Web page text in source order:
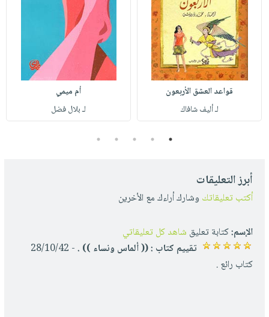
قواعد العشق الأربعون
لـ أليف شافاك
أم ميمي
لـ بلال فضل
1
2
3
4
5
أبرز التعليقات
أكتب تعليقاتك وشارك أراءك مع الأخرين
الإسم:كتابة تعليق شاهد كل تعليقاتي
تقييم كتاب : (( ألماس ونساء )) .- 28/10/42
كتاب رائع .